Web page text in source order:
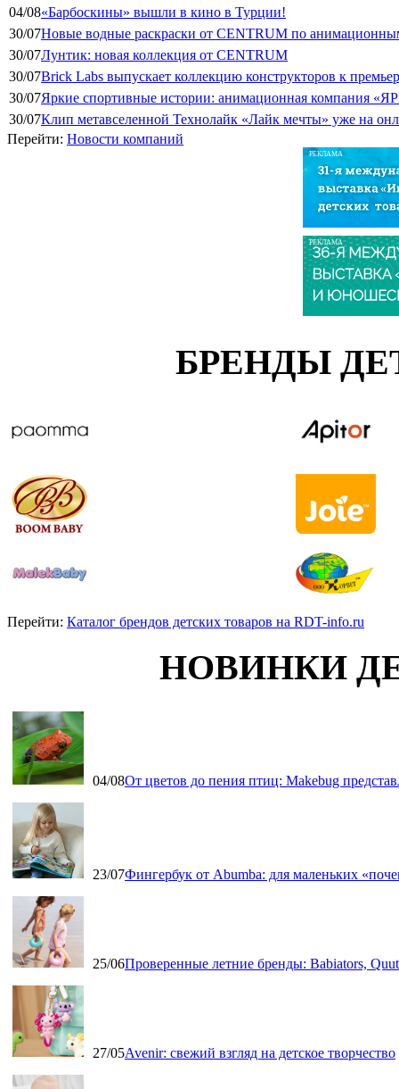
04/08«Барбоскины» вышли в кино в Турции!
30/07Новые водные раскраски от CENTRUM по
30/07Лунтик: новая коллекция от CENTRUM
30/07Brick Labs выпускает коллекцию конструкторов к
30/07Яркие спортивные истории: анимационная компания
30/07Клип метавселенной Технолайк «Лайк мечты» уже на
Перейти: Новости компаний
РЕКЛАМА
РЕКЛАМА
БРЕНДЫ
Перейти: Каталог брендов детских товаров на RDT-info.ru
НОВИНКИ
04/08От цветов до пения птиц: Makebug
23/07Фингербук от Abumba: для маленьких
25/06Проверенные летние бренды: Babiators,
27/05Avenir: свежий взгляд на детское творчество